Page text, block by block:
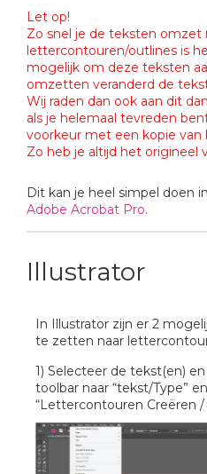
Let op!
Zo snel je de teksten omzet
lettercontouren/outlines is
mogelijk om deze teksten
omzetten veranderd de
Wij raden dan ook aan dit
als je helemaal tevreden
voorkeur met een kopie
Zo heb je altijd het origineel
Dit kan je heel simpel doen in
Adobe Acrobat Pro.
Illustrator
In Illustrator zijn er 2
te zetten naar
1) Selecteer de tekst(en)
toolbar naar “tekst/Type”
“Lettercontouren Creëren /